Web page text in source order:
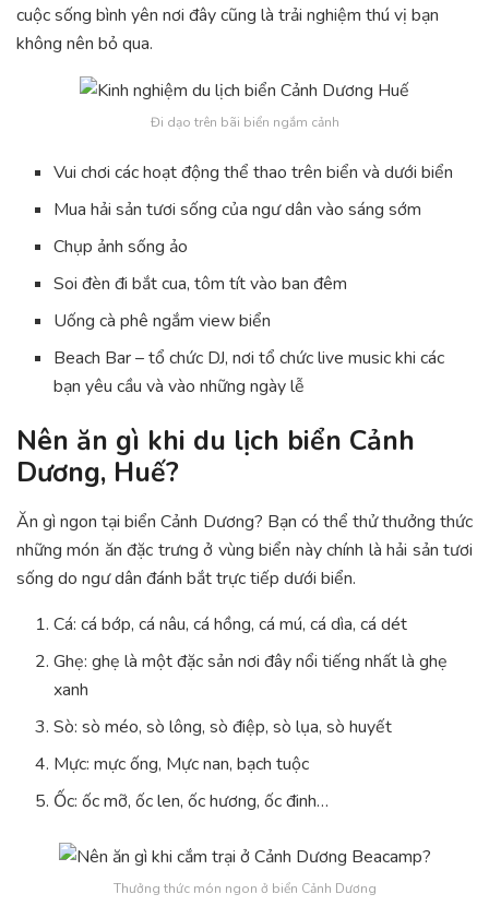
cuộc sống bình yên nơi đây cũng là trải nghiệm thú vị bạn
không nên bỏ qua.
Đi dạo trên bãi biển ngắm cảnh
Vui chơi các hoạt động thể thao trên biển và dưới biển
Mua hải sản tươi sống của ngư dân vào sáng sớm
Chụp ảnh sống ảo
Soi đèn đi bắt cua, tôm tít vào ban đêm
Uống cà phê ngắm view biển
Beach Bar – tổ chức DJ, nơi tổ chức live music khi các
bạn yêu cầu và vào những ngày lễ
Nên ăn gì khi du lịch biển Cảnh
Dương, Huế?
Ăn gì ngon tại biển Cảnh Dương? Bạn có thể thử thưởng thức
những món ăn đặc trưng ở vùng biển này chính là hải sản tươi
sống do ngư dân đánh bắt trực tiếp dưới biển.
Cá: cá bớp, cá nâu, cá hồng, cá mú, cá dìa, cá dét
Ghẹ: ghẹ là một đặc sản nơi đây nổi tiếng nhất là ghẹ
xanh
Sò: sò méo, sò lông, sò điệp, sò lụa, sò huyết
Mực: mực ống, Mực nan, bạch tuộc
Ốc: ốc mỡ, ốc len, ốc hương, ốc đinh…
Thưởng thức món ngon ở biển Cảnh Dương